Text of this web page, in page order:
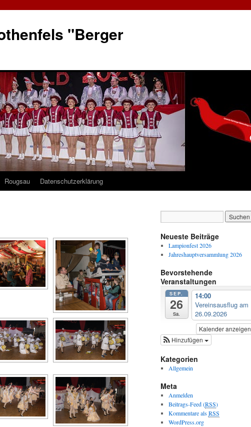
"Berger
Rougsau Datenschutzerklärung
Neueste Beiträge
Lampionfest 2026
Jahreshauptversammlung 2026
Bevorstehende
Veranstaltungen
SEP.
26
Sa.
14:00
Vereinsausflug am
26.09.2026
Kalender anzeigen
Hinzufügen
Kategorien
Allgemein
Meta
Anmelden
Beitrags-Feed (RSS)
Kommentare alsRSS
WordPress.org